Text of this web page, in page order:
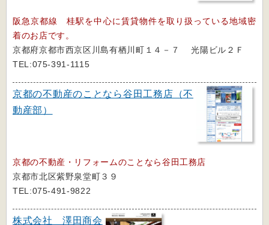
阪急京都線 桂駅を中心に賃貸物件を取り扱っている地域密
着のお店です。
京都府京都市西京区川島有栖川町１４－７ 光陽ビル２Ｆ
TEL:075-391-1115
京都の不動産のことなら谷田工務店（不
動産部）
京都の不動産・リフォームのことなら谷田工務店
京都市北区紫野泉堂町３９
TEL:075-491-9822
株式会社 澤田商会